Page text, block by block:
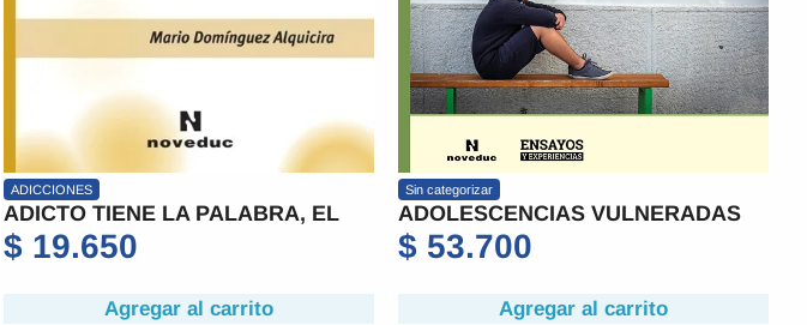
ADICCIONES
ADICTO TIENE LA PALABRA, EL
$ 19.650
Agregar al carrito
Sin categorizar
ADOLESCENCIAS VULNERADAS
$ 53.700
Agregar al carrito